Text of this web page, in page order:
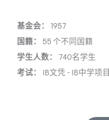
基金会： 1957
国籍： 55 个不同国籍
学生人数： 740名学生
考试： IB文凭 - IB中学项目